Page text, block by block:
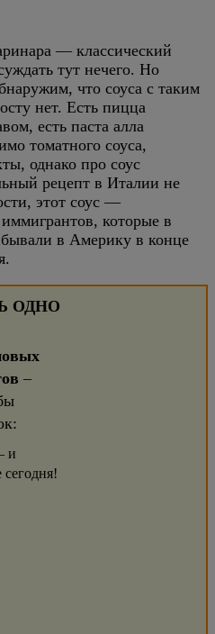
— классический
тут нечего. Но
что соуса с таким
нет. Есть пицца
есть паста алла
томатного соуса,
однако про соус
рецепт в Италии не
этот соус —
которые в
в Америку в конце
ОДНО
–
и
сегодня!